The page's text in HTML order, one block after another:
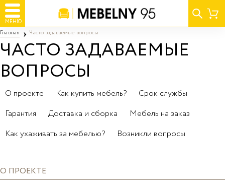
МЕНЮ
Главная Часто задаваемые вопросы
ЧАСТО ЗАДАВАЕМЫЕ
ВОПРОСЫ
О проекте Как купить мебель?
Срок службы
Гарантия
Доставка и сборка
Мебель на заказ
Как ухаживать за мебелью?
Возникли вопросы
О ПРОЕКТЕ